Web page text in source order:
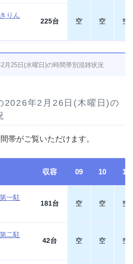
りん
225台 空 空 空
月25日(水曜日)の時間帯別混雑状況
2026年2月26日(木曜日)の
帯がご覧いただけます。
収容 09 10 11
一駐
181台 空 空 空
二駐
42台 空 空 空